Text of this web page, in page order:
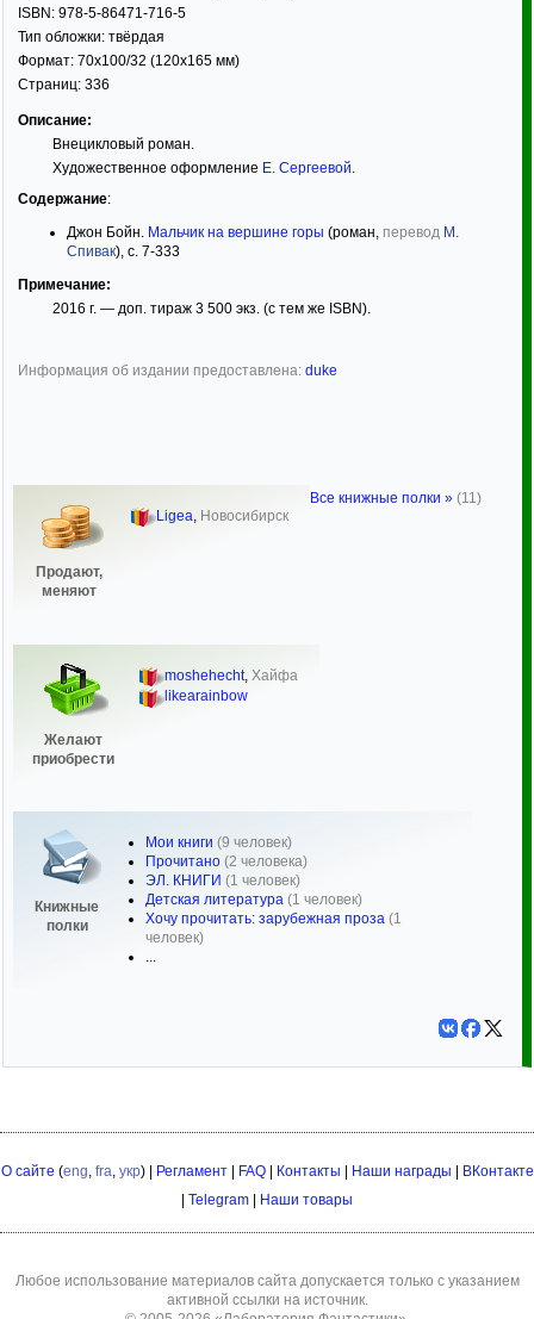
ISBN: 978-5-86471-716-5
Тип обложки: твёрдая
Формат: 70x100/32 (120x165 мм)
Страниц: 336
Описание:
Внецикловый роман.
Художественное оформление Е. Сергеевой.
Содержание:
Джон Бойн. Мальчик на вершине горы (роман, перевод М.
Спивак), с. 7-333
Примечание:
2016 г. — доп. тираж 3 500 экз. (с тем же ISBN).
Информация об издании предоставлена: duke
Продают,
меняют
Ligea, Новосибирск
Желают
приобрести
moshehecht, Хайфа
likearainbow
Книжные
полки
Мои книги (9 человек)
Прочитано (2 человека)
ЭЛ. КНИГИ (1 человек)
Детская литература (1 человек)
Хочу прочитать: зарубежная проза (1
человек)
...
Все книжные полки » (11)
О сайте (eng, fra, укр) | Регламент| FAQ| Контакты Наши награды
ВКонтакте
Telegram Наши товары
Любое использование материалов сайта допускается только с указанием
активной ссылки на источник.